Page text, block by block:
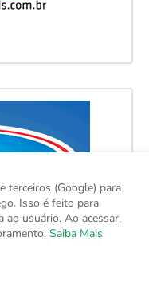
terceiros (Google) para
Isso é feito para
ao usuário. Ao acessar,
Saiba Mais